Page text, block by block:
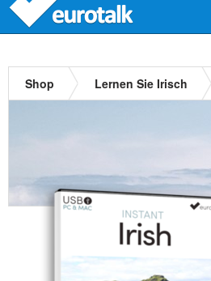
Shop Lernen Sie Irisch